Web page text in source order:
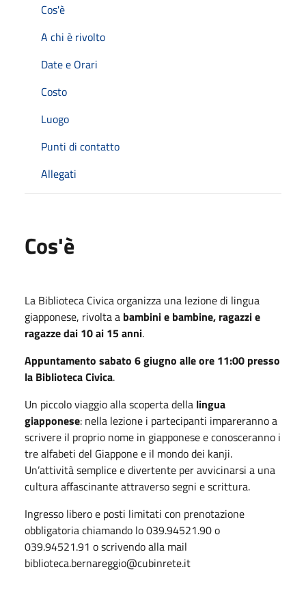
Cos'è
A chi è rivolto
Date e Orari
Costo
Luogo
Punti di contatto
Allegati
Cos'è
La Biblioteca Civica organizza una lezione di lingua
giapponese, rivolta a bambini e bambine, ragazzi e
ragazze dai 10 ai 15 anni.
Appuntamento sabato 6 giugno alle ore 11:00 presso
la Biblioteca Civica.
Un piccolo viaggio alla scoperta della lingua
giapponese: nella lezione i partecipanti impareranno a
scrivere il proprio nome in giapponese e conosceranno i
tre alfabeti del Giappone e il mondo dei kanji.
Un’attività semplice e divertente per avvicinarsi a una
cultura affascinante attraverso segni e scrittura.
Ingresso libero e posti limitati con prenotazione
obbligatoria chiamando lo 039.94521.90 o
039.94521.91 o scrivendo alla mail
biblioteca.bernareggio@cubinrete.it